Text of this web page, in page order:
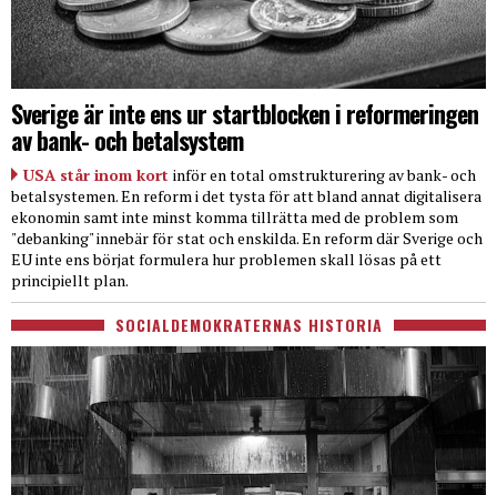
Sverige är inte ens ur startblocken i reformeringen
av bank- och betalsystem
USA står inom kort inför en total omstrukturering av bank- och
betalsystemen. En reform i det tysta för att bland annat digitalisera
ekonomin samt inte minst komma tillrätta med de problem som
"debanking" innebär för stat och enskilda. En reform där Sverige och
EU inte ens börjat formulera hur problemen skall lösas på ett
principiellt plan.
SOCIALDEMOKRATERNAS HISTORIA